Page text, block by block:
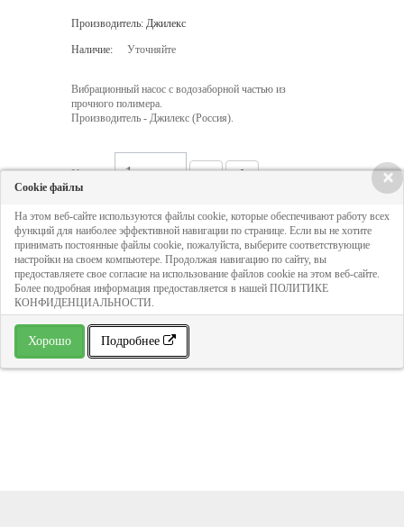
Производитель: Джилекс
Наличие: Уточняйте
Вибрационный насос с водозаборной частью из
прочного полимера.
Производитель - Джилекс (Россия).
Кол-во:
2 468 руб
ДОБАВИТЬ В КОРЗИНУ
» В избранное
×
Cookie файлы
На этом веб-сайте используются файлы cookie, которые обеспечивают работу всех
функций для наиболее эффективной навигации по странице. Если вы не хотите
принимать постоянные файлы cookie, пожалуйста, выберите соответствующие
настройки на своем компьютере. Продолжая навигацию по сайту, вы
предоставляете свое согласие на использование файлов cookie на этом веб-сайте.
Более подробная информация предоставляется в нашей ПОЛИТИКЕ
КОНФИДЕНЦИАЛЬНОСТИ.
Хорошо Подробнее